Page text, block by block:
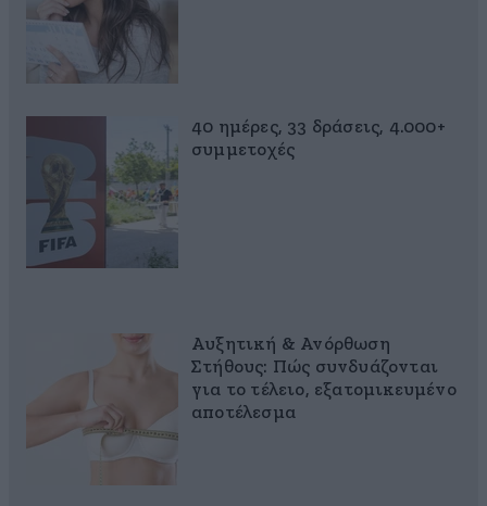
40 ημέρες, 33 δράσεις, 4.000+
συμμετοχές
Αυξητική & Ανόρθωση
Στήθους: Πώς συνδυάζονται
για το τέλειο, εξατομικευμένο
αποτέλεσμα